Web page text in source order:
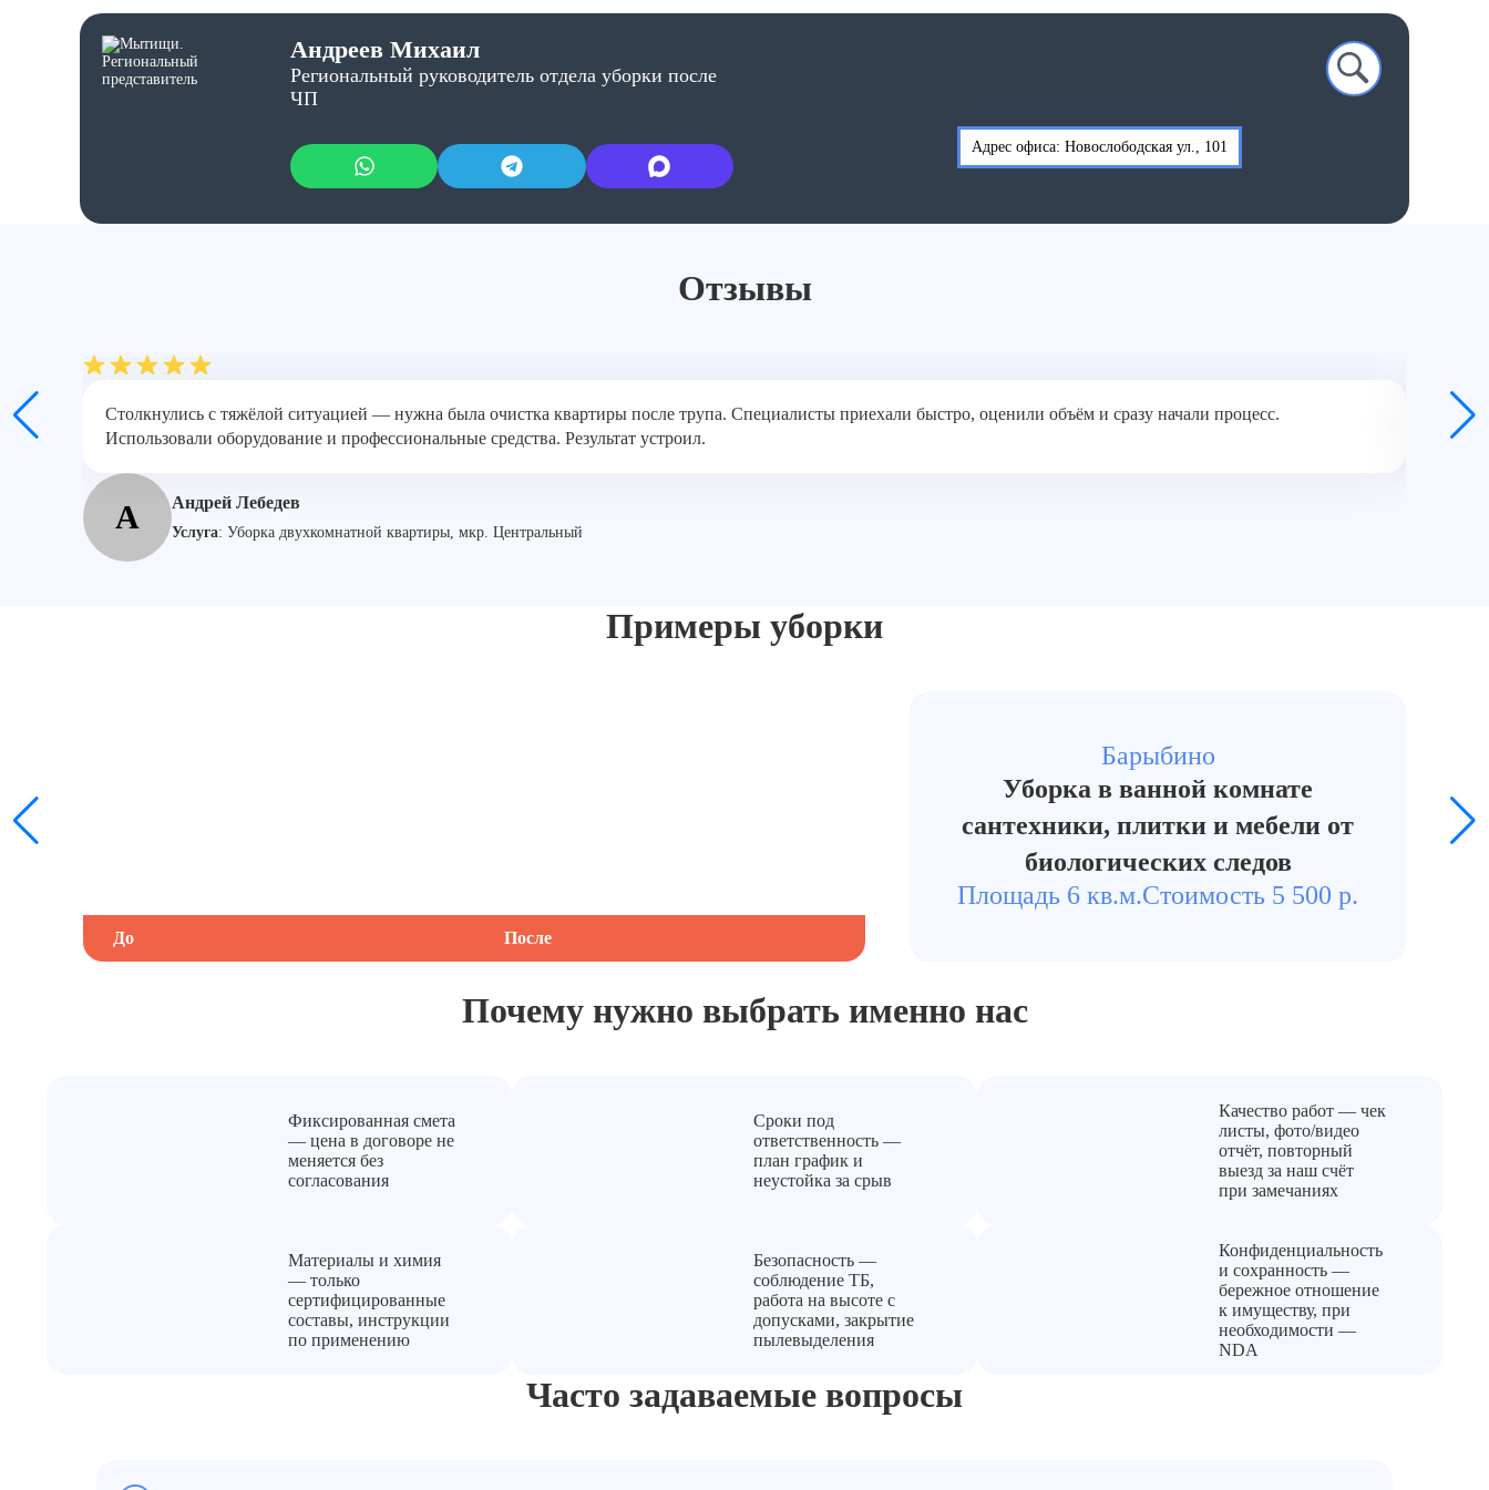
Андреев Михаил
Региональный руководитель отдела уборки после
ЧП
Адрес офиса: Новослободская ул., 101
Отзывы
Столкнулись с тяжёлой ситуацией — нужна была очистка квартиры после трупа. Специалисты приехали быстро, оценили объём и сразу начали процесс.
Использовали оборудование и профессиональные средства. Результат устроил.
А Андрей Лебедев
Услуга: Уборка двухкомнатной квартиры, мкр. Центральный
один
Примеры уборки
До После
Барыбино
Уборка в ванной комнате
сантехники, плитки и мебели от
биологических следов
Площадь 6 кв.м.Стоимость 5 500 р.
Почему нужно выбрать именно нас
Фиксированная смета
— цена в договоре не
меняется без
согласования
Сроки под
ответственность —
план график и
неустойка за срыв
Качество работ — чек
листы, фото/видео
отчёт, повторный
выезд за наш счёт
при замечаниях
Материалы и химия
— только
сертифицированные
составы, инструкции
по применению
Безопасность —
соблюдение ТБ,
работа на высоте с
допусками, закрытие
пылевыделения
Конфиденциальность
и сохранность —
бережное отношение
к имуществу, при
необходимости —
NDA
Часто задаваемые вопросы